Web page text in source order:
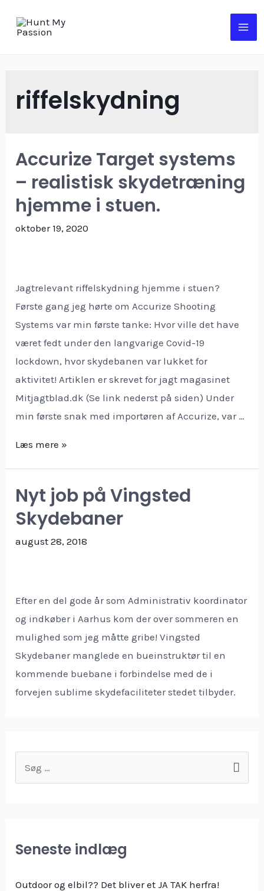
riffelskydning
Accurize Target systems
– realistisk skydetræning
hjemme i stuen.
oktober 19, 2020
Jagtrelevant riffelskydning hjemme i stuen?
Første gang jeg hørte om Accurize Shooting
Systems var min første tanke: Hvor ville det have
været fedt under den langvarige Covid-19
lockdown, hvor skydebanen var lukket for
aktivitet! Artiklen er skrevet for jagt magasinet
Mitjagtblad.dk (Se link nederst på siden) Under
min første snak med importøren af Accurize, var …
Accurize
–
realistisk
Læs mere »
Nyt job på Vingsted
Skydebaner
august 28, 2018
Efter en del gode år som Administrativ koordinator
og indkøber i Aarhus kom der over sommeren en
mulighed som jeg måtte gribe! Vingsted
Skydebaner manglede en bueinstruktør til en
kommende buebane i forbindelse med de i
forvejen sublime skydefaciliteter stedet tilbyder.
ø
f
e
Seneste indlæg
Outdoor og elbil?? Det bliver et JA TAK herfra!